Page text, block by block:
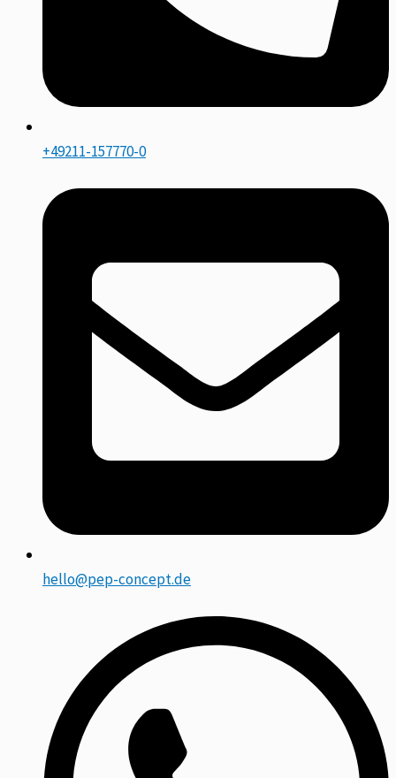
+49211-157770-0
hello@pep-concept.de